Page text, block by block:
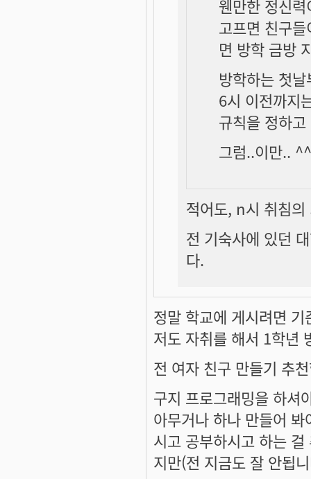
웬만한 정신
고프면 친구
면 방학 금방
방학하는 첫
6시 이전까지
규칙을 정하
그럼..이만.. ^^
적어도, n시 취침
전 기숙사에 있던
다.
정말 학교에 게시려면
저도 자취를 해서 1학년
전 여자 친구 만들기 추
구지 프로그래밍을 하셔
아무거나 하나 만들어
시고 공부하시고 하는
지만(전 지금도 잘 안됩